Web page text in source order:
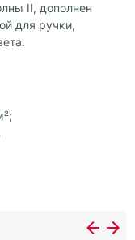
II, дополнен
для ручки,